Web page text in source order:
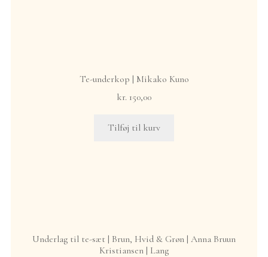
Te-underkop | Mikako Kuno
kr. 150,00
Tilføj til kurv
Underlag til te-sæt | Brun, Hvid & Grøn | Anna Bruun
Kristiansen | Lang